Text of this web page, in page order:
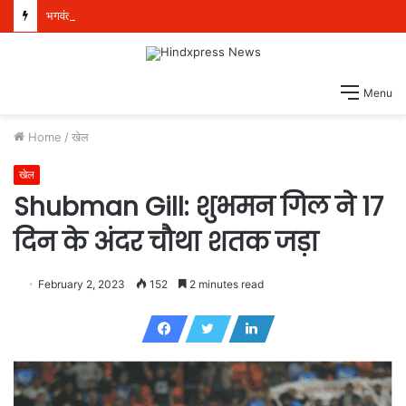
Menu
Home / खेल
खेल
Shubman Gill: शुभमन गिल ने 17
दिन के अंदर चौथा शतक जड़ा
February 2, 2023 152 2 minutes read